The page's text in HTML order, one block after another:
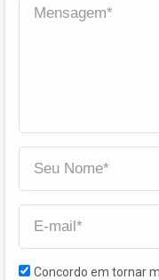
Concordo em tornar